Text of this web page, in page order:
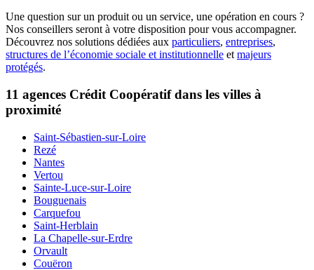
Une question sur un produit ou un service, une opération en cours ?
Nos conseillers seront à votre disposition pour vous accompagner.
Découvrez nos solutions dédiées aux particuliers, entreprises,
structures de l’économie sociale et institutionnelle et majeurs
protégés.
11 agences Crédit Coopératif dans les villes à
proximité
Saint-Sébastien-sur-Loire
Rezé
Nantes
Vertou
Sainte-Luce-sur-Loire
Bouguenais
Carquefou
Saint-Herblain
La Chapelle-sur-Erdre
Orvault
Couëron